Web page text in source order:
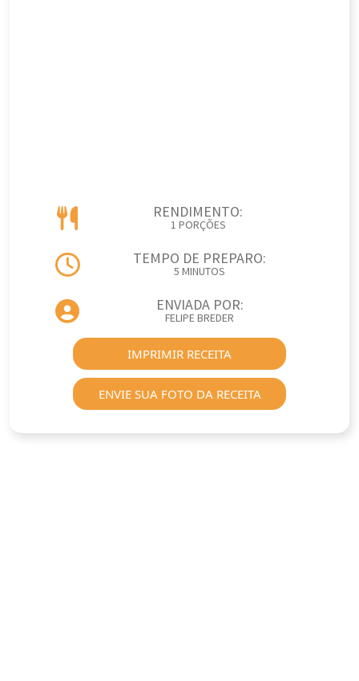
RENDIMENTO:
1 PORÇÕES
TEMPO DE PREPARO:
5 MINUTOS
ENVIADA POR:
FELIPE BREDER
IMPRIMIR RECEITA
ENVIE SUA FOTO DA RECEITA